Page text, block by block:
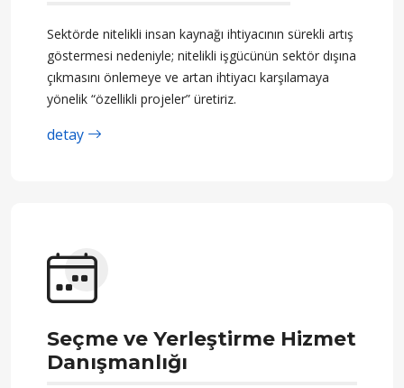
Sektörde nitelikli insan kaynağı ihtiyacının sürekli artış
göstermesi nedeniyle; nitelikli işgücünün sektör dışına
çıkmasını önlemeye ve artan ihtiyacı karşılamaya
yönelik “özellikli projeler” üretiriz.
detay
Seçme ve Yerleştirme Hizmet
Danışmanlığı